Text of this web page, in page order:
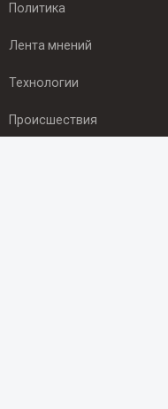
Политика
Лента мнений
Технологии
Происшествия